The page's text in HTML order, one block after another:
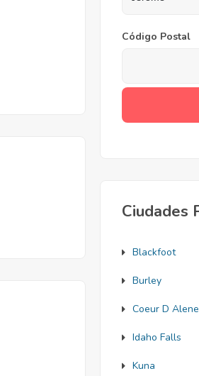
Código Postal
Ciudades
Blackfoot
Burley
Coeur D Alene
Idaho Falls
Kuna